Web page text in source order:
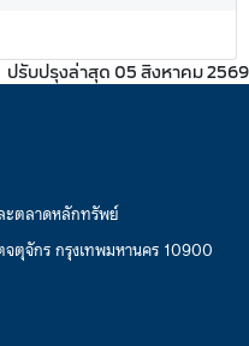
ปรับปรุงล่าสุด 05 สิงหาคม 2569
ะตลาดหลักทรัพย์
ตุจักร กรุงเทพมหานคร 10900